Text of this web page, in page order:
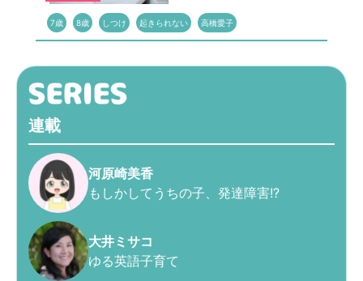
7歳 8歳 しつけ 起きられない 高橋愛子
連載
河原崎美香
もしかしてうちの子、発達障害!?
大井ミサコ
ゆる英語子育て